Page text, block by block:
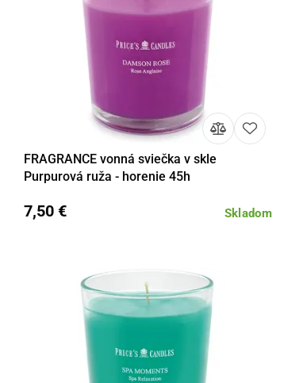
Detail Do košíka
FRAGRANCE vonná sviečka v skle
Purpurová ruža - horenie 45h
Skladom
7,50 €